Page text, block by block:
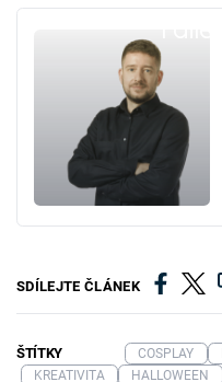
SDÍLEJTE ČLÁNEK
ŠTÍTKY COSPLAY
KREATIVITA
HALLOWEEN